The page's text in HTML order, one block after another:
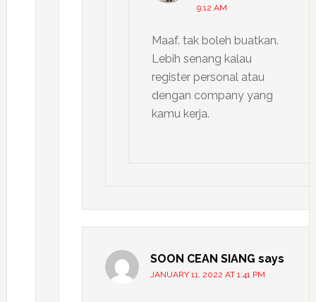
9:12 AM
Maaf. tak boleh buatkan.
Lebih senang kalau
register personal atau
dengan company yang
kamu kerja.
SOON CEAN SIANG says
JANUARY 11, 2022 AT 1:41 PM